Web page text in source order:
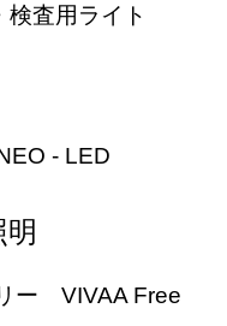
査用ライト
- LED
ー VIVAA Free